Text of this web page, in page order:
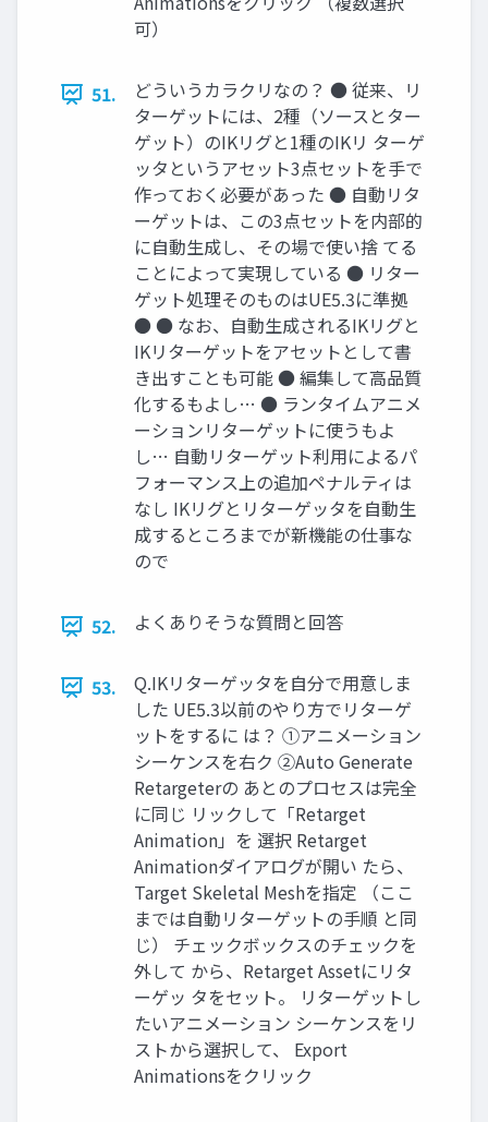
可）
51.
どういうカラクリなの？ ● 従来、リ
ターゲットには、2種（ソースとター
ゲット）のIKリグと1種のIKリ ターゲ
ッタというアセット3点セットを手で
作っておく必要があった ● 自動リタ
ーゲットは、この3点セットを内部的
に自動生成し、その場で使い捨 てる
ことによって実現している ● リター
ゲット処理そのものはUE5.3に準拠
● ● なお、自動生成されるIKリグと
IKリターゲットをアセットとして書
き出すことも可能 ● 編集して高品質
化するもよし… ● ランタイムアニメ
ーションリターゲットに使うもよ
し… 自動リターゲット利用によるパ
フォーマンス上の追加ペナルティは
なし IKリグとリターゲッタを自動生
成するところまでが新機能の仕事な
ので
52. よくありそうな質問と回答
53.
Q.IKリターゲッタを自分で用意しま
した UE5.3以前のやり方でリターゲ
ットをするに は？ ①アニメーション
シーケンスを右ク ②Auto Generate
Retargeterの あとのプロセスは完全
に同じ リックして「Retarget
Animation」を 選択 Retarget
Animationダイアログが開い たら、
Target Skeletal Meshを指定 （ここ
までは自動リターゲットの手順 と同
じ） チェックボックスのチェックを
外して から、Retarget Assetにリタ
ーゲッ タをセット。 リターゲットし
たいアニメーション シーケンスをリ
ストから選択して、 Export
Animationsをクリック